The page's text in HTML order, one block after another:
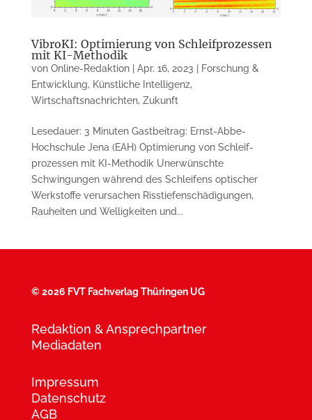
VibroKI: Optimierung von Schleifprozessen
mit KI-Methodik
von Online-Redaktion| Apr. 16, 2023
Forschung &
Entwicklung, Künstliche Intelligenz,
Wirtschaftsnachrichten, Zukunft
Lesedauer: 3 Minuten Gastbeitrag: Ernst-Abbe-
Hochschule Jena (EAH) Optimierung von Schleif­
prozessen mit KI-Methodik Unerwünschte
Schwingungen während des Schleifens optischer
Werkstoffe verursachen Risstiefen­schädigungen,
Rauheiten und Wellig­keiten und...
©2026 FVT Fachverlag Thüringen UG
Redaktion & Ansprechpartner
Mediadaten
Impressum
Datenschutz
AGB